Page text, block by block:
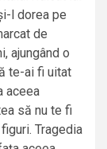
l dorea pe
de
ajungând o
te-ai fi uitat
aceea
să nu te fi
Tragedia